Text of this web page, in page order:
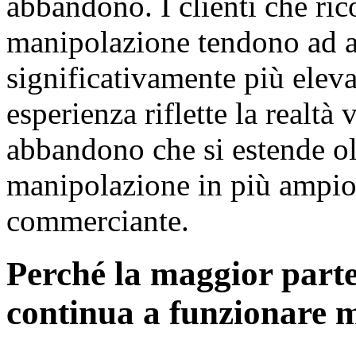
manipolazione tendono ad
significativamente più
esperienza riflette la
abbandono che si estende
manipolazione in più
commerciante.
Perché la maggior
continua a funzionare